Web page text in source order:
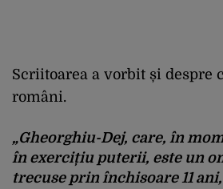
Scriitoarea a vorbit și despre
români.
„Gheorghiu-Dej, care, în
în exercițiu puterii, este un
trecuse prin închisoare 11